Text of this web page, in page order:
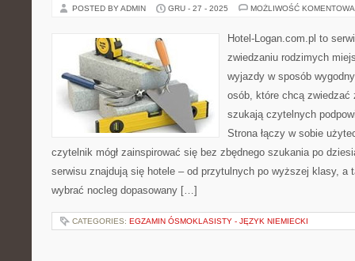
POSTED BY ADMIN GRU - 27 - 2025 MOŻLIWOŚĆ
Hotel-Logan.com.pl to
zwiedzaniu rodzimych
wyjazdy w sposób
osób, które chcą zwiedzać
szukają czytelnych
Strona łączy w sobie
czytelnik mógł zainspirować się bez zbędnego szukania po
serwisu znajdują się hotele – od przytulnych po wyższej klasy, a
wybrać nocleg dopasowany […]
CATEGORIES: EGZAMIN ÓSMOKLASISTY - JĘZYK NIEMIECKI